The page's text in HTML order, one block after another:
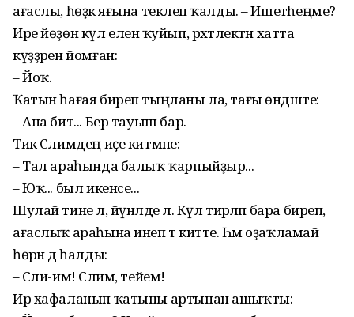
ағаслы, һөҙәк яғына текәлеп ҡалды. – Ишетәһеңме?
Ире йөҙөн күл еленә ҡуйып, рәхәтлектән хатта
күҙҙәрен йомған:
– Йоҡ.
Ҡатын һағая биреп тыңланы ла, тағы өндәште:
– Ана бит... Бер тауыш бар.
Тик Сәлимдең иҫе китмәне:
– Тал араһында балыҡ ҡарпыйҙыр...
– Юҡ... был икенсе...
Шулай тине лә, йүнәлде лә. Күл тирәләп бара биреп,
ағаслыҡ араһына инеп тә китте. Һәм оҙаҡламай
һөрән дә һалды:
– Сәли-им! Сәлим, тейем!
Ир хафаланып ҡатыны артынан ашыҡты: